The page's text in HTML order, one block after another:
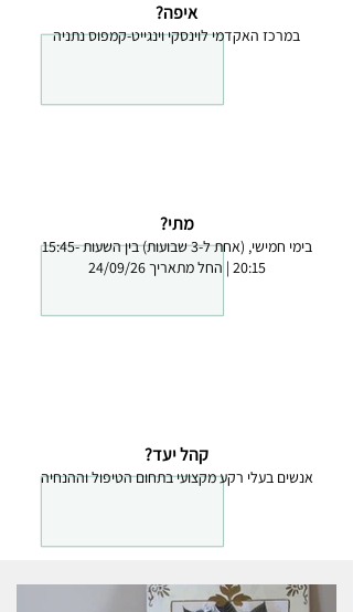
איפה?
במרכז האקדמי לוינסקי וינגייט-קמפוס נתניה
מתי?
בימי חמישי, (אחת ל-3 שבועות) בין השעות 15:45-
20:15 | החל מתאריך 24/09/26
קהל יעד?
אנשים בעלי רקע מקצועי בתחום הטיפול וההנחיה